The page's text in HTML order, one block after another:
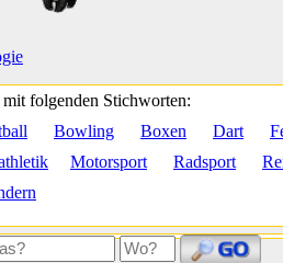
mit folgenden Stichworten:
Bowling Boxen Dart
Motorsport Radsport